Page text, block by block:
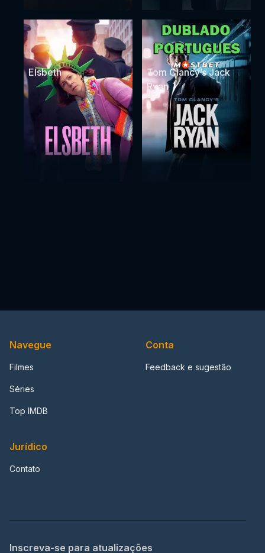
Elsbeth
Tom Clancy’s Jack
Ryan
Navegue
Filmes
Séries
Top IMDB
Conta
Feedback e sugestão
Jurídico
Contato
Inscreva-se para atualizações